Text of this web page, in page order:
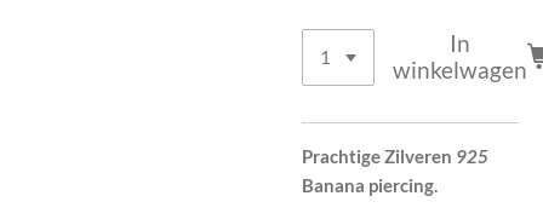
In
winkelwagen
Prachtige Zilveren 925
Banana piercing.